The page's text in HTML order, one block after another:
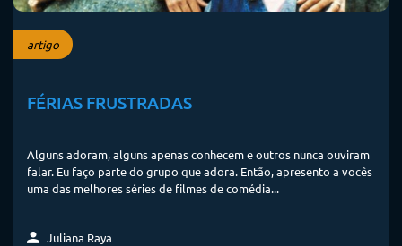
artigo
FÉRIAS FRUSTRADAS
Alguns adoram, alguns apenas conhecem e outros nunca ouviram
falar. Eu faço parte do grupo que adora. Então, apresento a vocês
uma das melhores séries de filmes de comédia...
Juliana Raya